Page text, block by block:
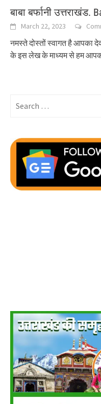
बाबा बर्फानी
March 22, 2023
नमस्ते दोस्तों स्वागत है
के इस लेख के माध्यम से हम
for: